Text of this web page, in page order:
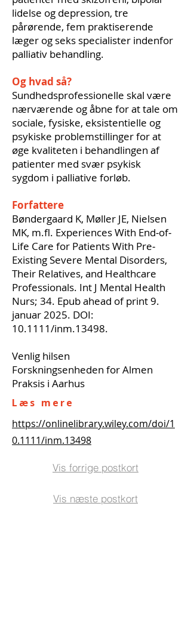
lidelse og depression, tre
pårørende, fem praktiserende
læger og seks specialister indenfor
palliativ behandling.
Og hvad så?
Sundhedsprofessionelle skal være
nærværende og åbne for at tale om
sociale, fysiske, eksistentielle og
psykiske problemstillinger for at
øge kvaliteten i behandlingen af
patienter med svær psykisk
sygdom i palliative forløb.
Forfattere
Bøndergaard K, Møller JE, Nielsen
MK, m.fl. Experiences With End‐of‐
Life Care for Patients With Pre‐
Existing Severe Mental Disorders,
Their Relatives, and Healthcare
Professionals. Int J Mental Health
Nurs; 34. Epub ahead of print 9.
januar 2025. DOI:
10.1111/inm.13498.
Venlig hilsen
Forskningsenheden for Almen
Praksis i Aarhus
Læs mere
https://onlinelibrary.wiley.com/doi/1
0.1111/inm.13498
Vis forrige postkort
Vis næste postkort